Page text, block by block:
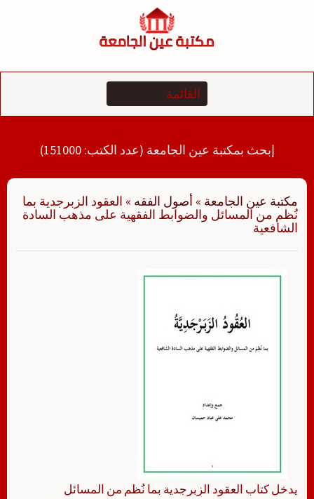
إبحث بمكتبة عين الجامعة (عدد الكتب: 151000)
مكتبة عين الجامعة » أصول الفقه » العقود الزبرجدية بما
نُظم من المسائل والضوابط الفقهية على مذهب السادة
الشافعية
يدخل كتاب العقود الزبرجدية بما نُظم من المسائل